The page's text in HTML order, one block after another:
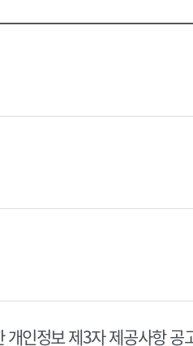
인정보 제3자 제공사항 공